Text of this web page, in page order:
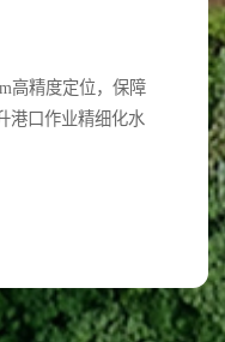
高精度定位，保障
港口作业精细化水